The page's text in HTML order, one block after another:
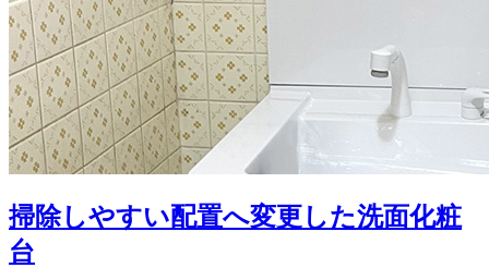
掃除しやすい配置へ変更した洗面化粧
台